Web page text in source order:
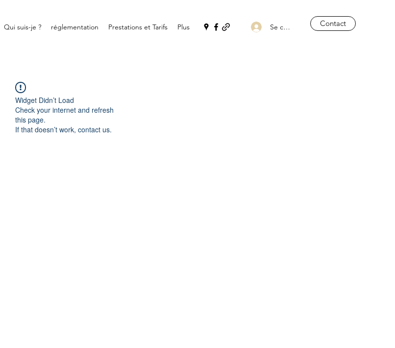
Qui suis-je ? réglementation Prestations et Tarifs Plus Se connecter Contact
Widget Didn’t Load
Check your internet and refresh
this page.
If that doesn’t work, contact us.